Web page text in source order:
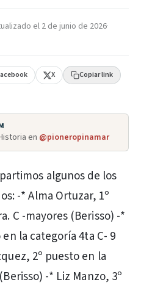
el 2 de junio de 2026·
X Copiar link
en @pioneropinamar
algunos de los
-* Alma Ortuzar, 1º
C -mayores (Berisso) -*
la categoría 4ta C- 9
2º puesto en la
-* Liz Manzo, 3º